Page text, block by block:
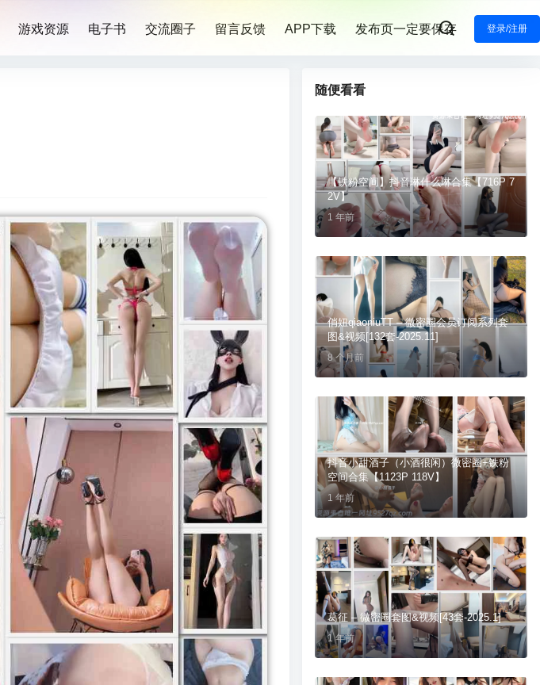
登录/注册
游戏资源 电子书 交流圈子 留言反馈 APP下载 发布页一定要保存
随便看看
【铁粉空间】抖音琳什么琳合集【716P 7
2V】
1 年前
俏妞qiaoniuTT – 微密圈会员订阅系列套
图&视频[132套-2025.11]
8 个月前
抖音小甜酒子（小酒很闲）微密圈+铁粉
空间合集【1123P 118V】
1 年前
葛征 – 微密圈套图&视频[43套-2025.1]
1 年前